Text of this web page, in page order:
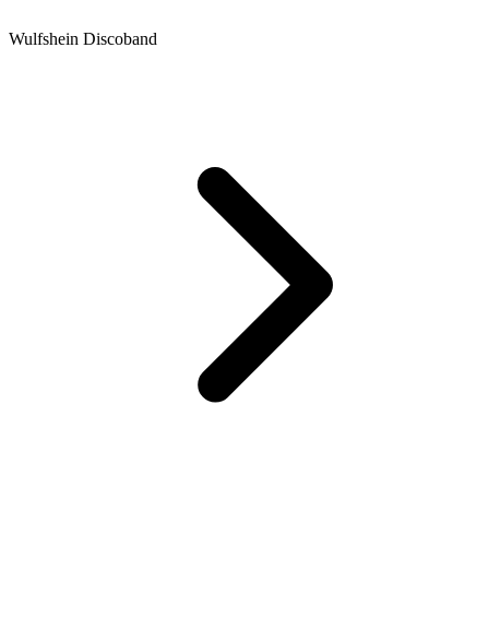
Wulfshein Discoband